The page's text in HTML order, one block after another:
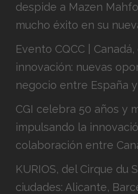
despide a Mazen
mucho éxito en su
Evento CQCC |
innovación: nuevas
negocio entre España y
CGI celebra 50 años y
impulsando la
colaboración entre
KURIOS, del Cirque du
ciudades: Alicante,